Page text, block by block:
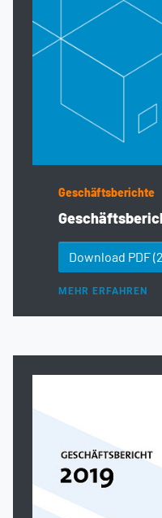
Geschäftsberichte
Download PDF
MEHR ERFAHREN